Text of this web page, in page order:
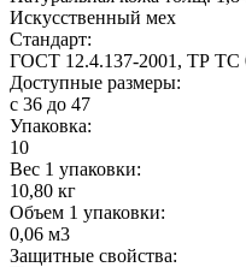
Искусственный мех
Стандарт:
ГОСТ 12.4.137-2001, ТР ТС
Доступные размеры:
с 36 до 47
Упаковка:
10
Вес 1 упаковки:
10,80 кг
Объем 1 упаковки:
0,06 м3
Защитные свойства: